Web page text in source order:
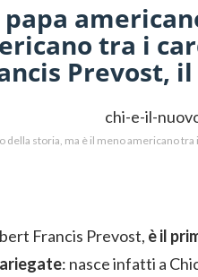
tra i
Prevost,
della storia, ma è il meno americano
Francis Prevost, è il
: nasce infatti a